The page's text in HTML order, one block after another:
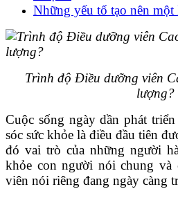
Những yếu tố tạo nên
Trình độ Điều dưỡng viên
lượng?
Cuộc sống ngày dần phát
sóc sức khỏe là điều đầu tiên
đó vai trò của những người
khỏe con người nói chung và
viên nói riêng đang ngày càng